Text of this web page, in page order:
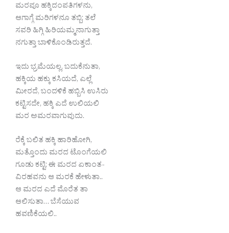
ಮರವೂ ಹಕ್ಕಿದಂಪತಿಗಳನು,
ಆಗಾಗ್ಗೆ ಮರಿಗಳನೂ ತಬ್ಬಿ; ತಲೆ
ಸವರಿ ಹಿಗ್ಗಿ ಹಿರಿಯಮ್ಮನಾಗುತ್ತಾ
ನಗುತ್ತಾ ಬಾಳಿಕೊಂಡಿರುತ್ತದೆ.
ಇದು ಭ್ರಮೆಯಲ್ಲ, ಬದುಕೆನುತಾ,
ಹಕ್ಕಿಯ ಹಕ್ಕು ಕಸಿಯದೆ, ಎಲ್ಲೆ
ಮೀರದೆ, ಬಂದಳಿಕೆ ಹಬ್ಬಿಸಿ ಉಸಿರು
ಕಟ್ಟಿಸದೇ, ಹಕ್ಕಿ ಎದೆ ಉಲಿಯಲಿ
ಮರ ಅಮರವಾಗುವುದು.
ರೆಕ್ಕೆ ಬಲಿತ ಹಕ್ಕಿ ಹಾರಿಹೋಗಿ,
ಮತ್ತೊಂದು ಮರದ ಟೊಂಗೆಯಲಿ
ಗೂಡು ಕಟ್ಟಿ; ಈ ಮರದ ಏಕಾಂತ-
ವಿರಹವನು ಆ ಮರಕೆ ಹೇಳುತಾ..
ಆ ಮರದ ಎದೆ ಮೊರೆತ ತಾ
ಆಲಿಸುತಾ… ಬೆಸೆಯುವ
ಹವಣಿಕೆಯಲಿ..